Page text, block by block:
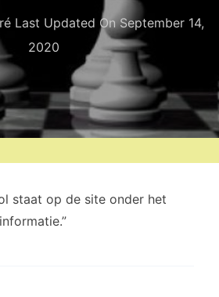
Last Updated OnSeptember 14,
2020
staat op de site onder het